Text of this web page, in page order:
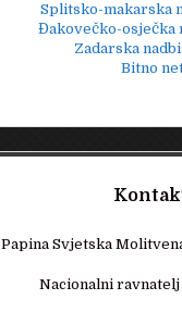
Splitsko-makarska
Đakovečko-osječka
Zadarska
Bitno
Papina Svjetska
Nacionalni ravnatelj